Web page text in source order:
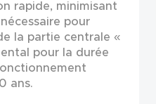
rapide, minimisant
pour
la partie centrale «
pour la durée
ans.